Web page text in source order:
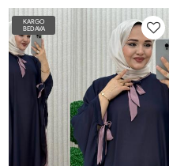
BDN-
KARGO
BEDAVA